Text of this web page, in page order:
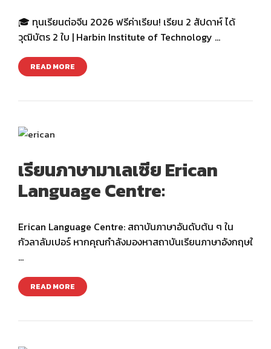
🎓 ทุนเรียนต่อจีน 2026 ฟรีค่าเรียน! เรียน 2 สัปดาห์ ได้
วุฒิบัตร 2 ใบ | Harbin Institute of Technology …
READ MORE
เรียนภาษามาเลเซีย Erican
Language Centre:
Erican Language Centre: สถาบันภาษาอันดับต้น ๆ ใน
กัวลาลัมเปอร์ หากคุณกำลังมองหาสถาบันเรียนภาษาอังกฤษใ
…
READ MORE